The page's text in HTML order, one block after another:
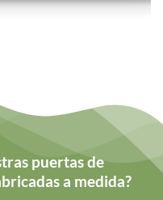
puertas de
a medida?